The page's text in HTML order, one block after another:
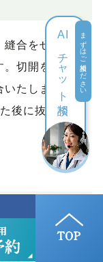
AI
チャット
相談
まずはご相談ください
縫合をせずにそ
。切開をした場
いたします。縫
後に抜糸をし